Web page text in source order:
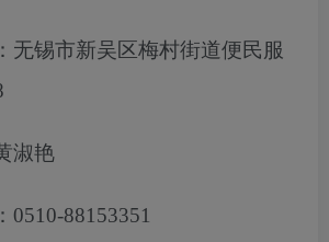
无锡市新吴区梅村街道便民服
淑艳
0510-88153351